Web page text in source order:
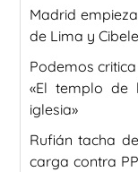
Madrid
de Lima y
Podemos
«El templo de
iglesia»
Rufián tacha
carga contra